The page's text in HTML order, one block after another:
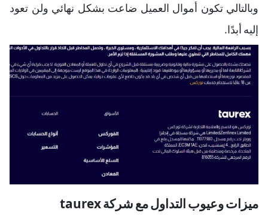
وبالتالي تكون أموال العميل ضاعت بشكل نهائي ولن تعود
إليه أبدًا.
ميزات وعيوب التداول مع شركة taurex